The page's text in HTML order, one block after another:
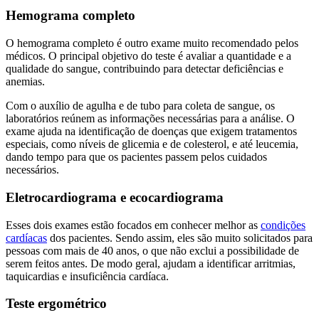
Hemograma completo
O hemograma completo é outro exame muito recomendado pelos
médicos. O principal objetivo do teste é avaliar a quantidade e a
qualidade do sangue, contribuindo para detectar deficiências e
anemias.
Com o auxílio de agulha e de tubo para coleta de sangue, os
laboratórios reúnem as informações necessárias para a análise. O
exame ajuda na identificação de doenças que exigem tratamentos
especiais, como níveis de glicemia e de colesterol, e até leucemia,
dando tempo para que os pacientes passem pelos cuidados
necessários.
Eletrocardiograma e ecocardiograma
Esses dois exames estão focados em conhecer melhor as condições
cardíacas dos pacientes. Sendo assim, eles são muito solicitados para
pessoas com mais de 40 anos, o que não exclui a possibilidade de
serem feitos antes. De modo geral, ajudam a identificar arritmias,
taquicardias e insuficiência cardíaca.
Teste ergométrico